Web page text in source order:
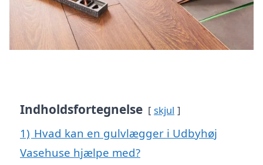
Indholdsfortegnelse skjul
1) Hvad kan en gulvlægger i Udbyhøj
Vasehuse hjælpe med?